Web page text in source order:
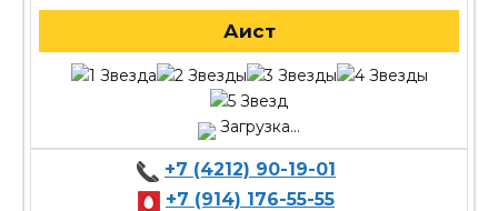
Аист
Загрузка...
+7 (4212) 90-19-01
+7 (914) 176-55-55